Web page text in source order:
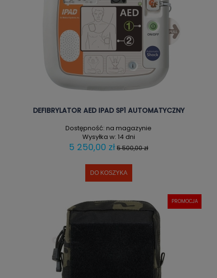
DEFIBRYLATOR AED IPAD SP1 AUTOMATYCZNY
Dostępność: na magazynie
Wysyłka w: 14 dni
5 250,00 zł5 500,00 zł
DO KOSZYKA
PROMOCJA